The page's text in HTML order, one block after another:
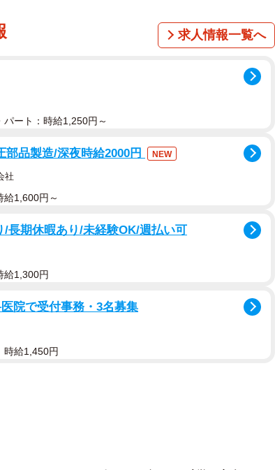
求人情報一覧へ
パート：時給1,250円～
品製造/深夜時給2000円 NEW
社
給1,600円～
長期休暇あり/未経験OK/週払い可
給1,300円
院で受付事務・3名募集
時給1,450円